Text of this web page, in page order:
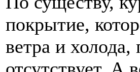
покрытие,
ветра и холода,